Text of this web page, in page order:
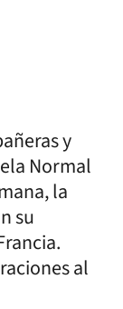
y
Normal
la
su
al